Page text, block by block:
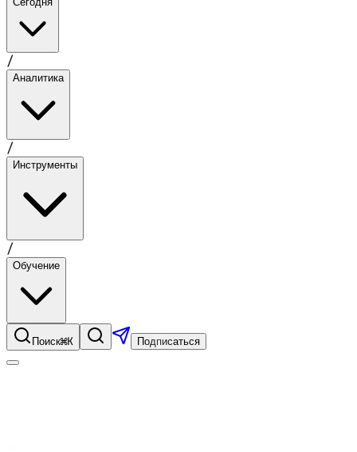
/
Аналитика
/
Инструменты
/
Обучение
Поиск⌘K Подписаться